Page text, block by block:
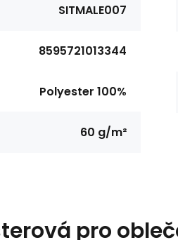
SITMALE007
8595721013344
Polyester 100%
60 g/m²
pro